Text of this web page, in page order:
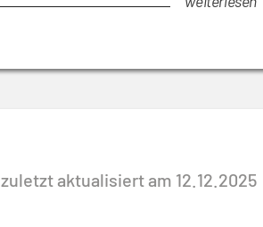
zuletzt aktualisiert am 12.12.2025